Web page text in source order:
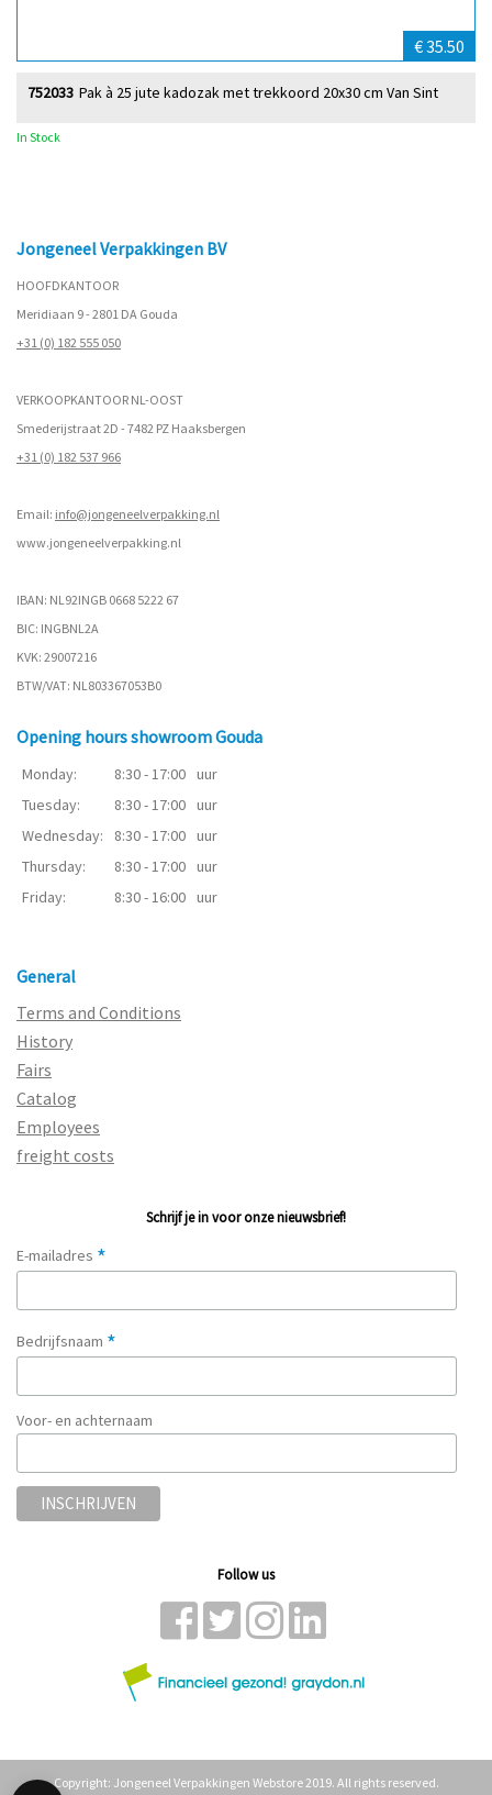
€ 35.50
Pak à 25 jute kadozak met trekkoord 20x30 cm Van Sint
752033
In Stock
Jongeneel Verpakkingen BV
HOOFDKANTOOR
Meridiaan 9 - 2801 DA Gouda
+31 (0) 182 555 050
VERKOOPKANTOOR NL-OOST
Smederijstraat 2D - 7482 PZ Haaksbergen
+31 (0) 182 537 966
Email: info@jongeneelverpakking.nl
www.jongeneelverpakking.nl
IBAN: NL92INGB 0668 5222 67
BIC: INGBNL2A
KVK: 29007216
BTW/VAT: NL803367053B0
Opening hours showroom Gouda
Monday: 8:30 - 17:00 uur
Tuesday:
8:30 - 17:00 uur
Wednesday:
8:30 - 17:00 uur
Thursday:
8:30 - 17:00 uur
Friday:
8:30 - 16:00 uur
General
Terms and Conditions
History
Fairs
Catalog
Employees
freight costs
Schrijf je in voor onze nieuwsbrief!
E-mailadres *
Bedrijfsnaam *
Voor- en achternaam
Follow us
Copyright: Jongeneel Verpakkingen Webstore 2019. All rights reserved.